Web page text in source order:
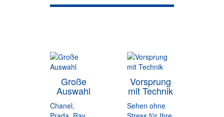
Große
Auswahl
Chanel,
Vorsprung
mit Technik
Sehen ohne